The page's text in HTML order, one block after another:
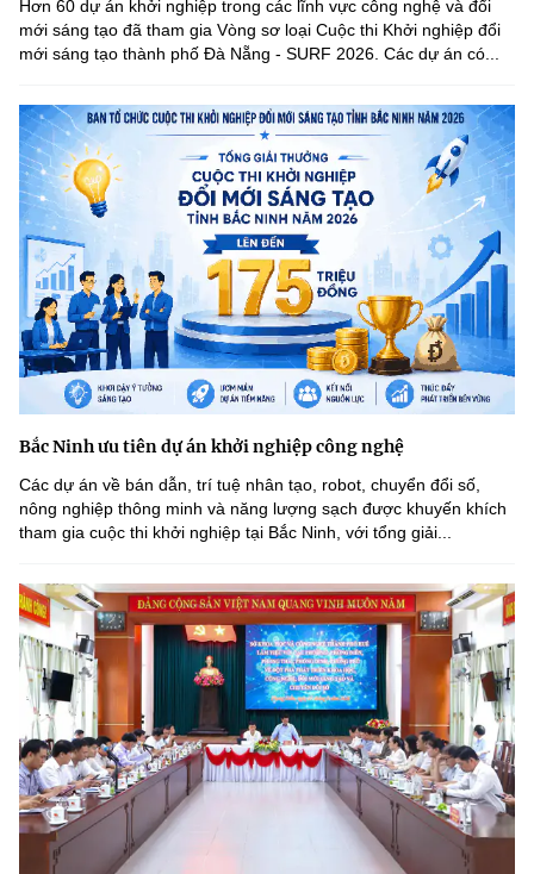
Hơn 60 dự án khởi nghiệp trong các lĩnh vực công nghệ và đổi
mới sáng tạo đã tham gia Vòng sơ loại Cuộc thi Khởi nghiệp đổi
mới sáng tạo thành phố Đà Nẵng - SURF 2026. Các dự án có...
Bắc Ninh ưu tiên dự án khởi nghiệp công nghệ
Các dự án về bán dẫn, trí tuệ nhân tạo, robot, chuyển đổi số,
nông nghiệp thông minh và năng lượng sạch được khuyến khích
tham gia cuộc thi khởi nghiệp tại Bắc Ninh, với tổng giải...